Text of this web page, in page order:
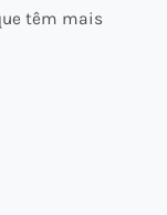
têm mais